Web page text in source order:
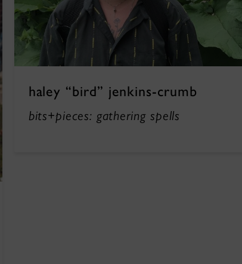
haley “bird” jenkins-crumb
bits+pieces: gathering spells